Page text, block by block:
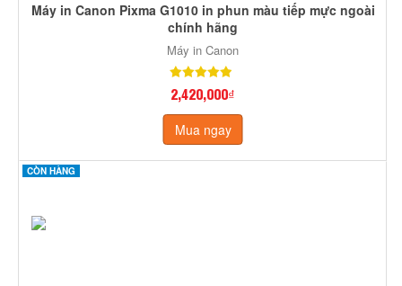
Máy in Canon Pixma G1010 in phun màu tiếp mực ngoài
chính hãng
Máy in Canon
2,420,000₫
Mua ngay
CÒN HÀNG